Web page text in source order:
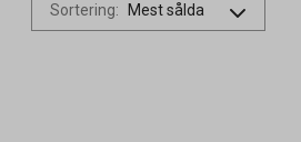
Sortering: